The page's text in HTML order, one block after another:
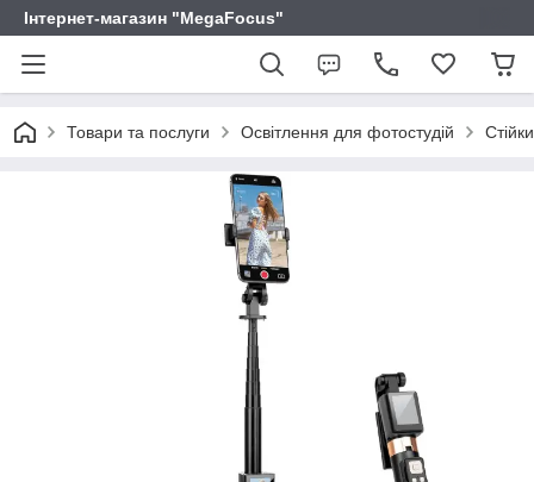
Інтернет-магазин "MegaFocus"
Товари та послуги Освітлення для фотостудій